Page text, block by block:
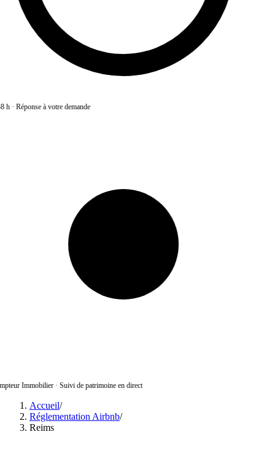
h· Réponse à votre demande
Immobilier· Suivi de patrimoine en direct
Accueil/
Réglementation Airbnb/
Reims